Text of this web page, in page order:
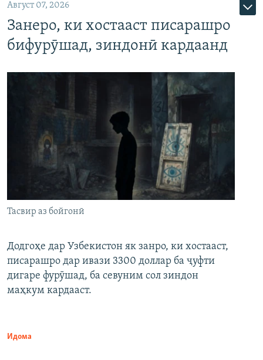
Август 07, 2026
Занеро, ки хостааст писарашро
бифурӯшад, зиндонӣ кардаанд
Тасвир аз бойгонӣ
Додгоҳе дар Узбекистон як занро, ки хостааст,
писарашро дар ивази 3300 доллар ба ҷуфти
дигаре фурӯшад, ба севуним сол зиндон
маҳкум кардааст.
Идома